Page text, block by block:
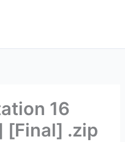
16
[Final] .zip